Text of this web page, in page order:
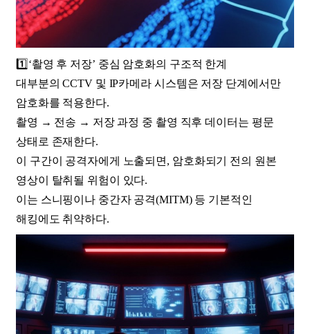
1️⃣‘촬영 후 저장’ 중심 암호화의 구조적 한계
대부분의 CCTV 및 IP카메라 시스템은 저장 단계에서만
암호화를 적용한다.
촬영 → 전송 → 저장 과정 중 촬영 직후 데이터는 평문
상태로 존재한다.
이 구간이 공격자에게 노출되면, 암호화되기 전의 원본
영상이 탈취될 위험이 있다.
이는 스니핑이나 중간자 공격(MITM) 등 기본적인
해킹에도 취약하다.